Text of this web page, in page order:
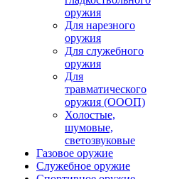
оружия
Для нарезного
оружия
Для служебного
оружия
Для
травматического
оружия (ОООП)
Холостые,
шумовые,
светозвуковые
Газовое оружие
Служебное оружие